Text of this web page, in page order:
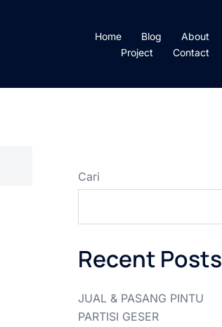
Home Blog
About
Project
Contact
Cari
Recent Posts
JUAL & PASANG PINTU
PARTISI GESER